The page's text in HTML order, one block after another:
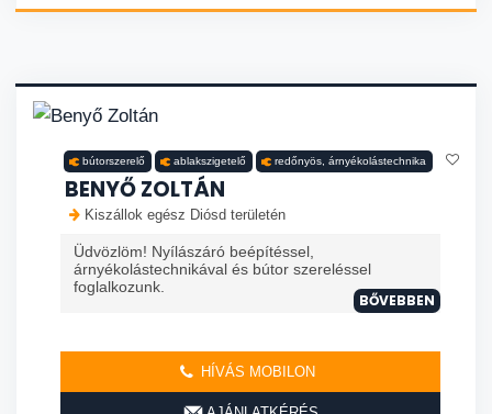
bútorszerelő ablakszigetelő redőnyös, árnyékolástechnika
BENYŐ ZOLTÁN
Kiszállok egész Diósd területén
Üdvözlöm! Nyílászáró beépítéssel,
árnyékolástechnikával és bútor szereléssel
foglalkozunk.
BŐVEBBEN
HÍVÁS MOBILON